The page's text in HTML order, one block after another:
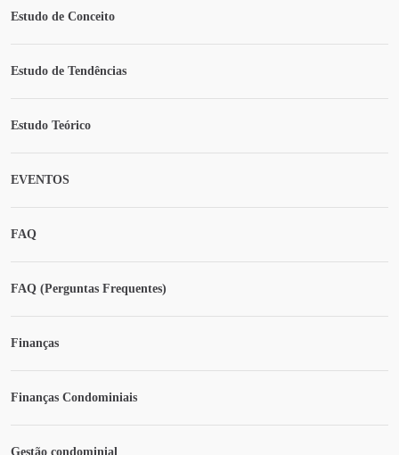
Estudo de Conceito
Estudo de Tendências
Estudo Teórico
EVENTOS
FAQ
FAQ (Perguntas Frequentes)
Finanças
Finanças Condominiais
Gestão condominial